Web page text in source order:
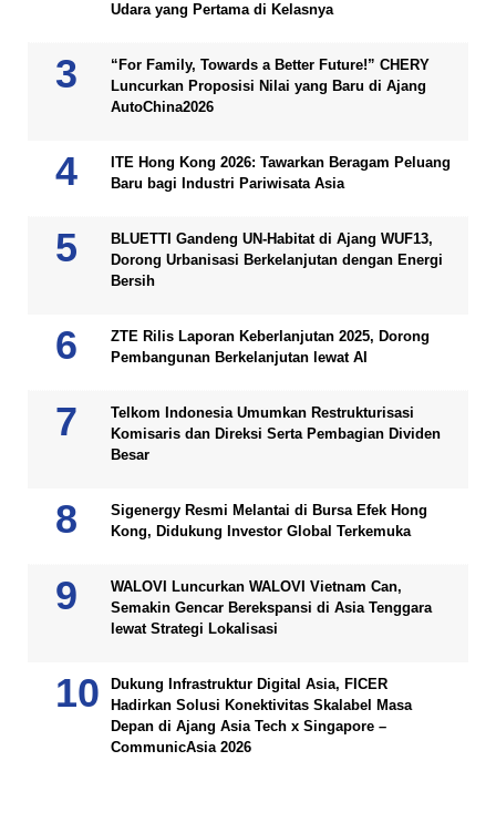
Udara yang Pertama di Kelasnya
“For Family, Towards a Better Future!” CHERY
Luncurkan Proposisi Nilai yang Baru di Ajang
AutoChina2026
ITE Hong Kong 2026: Tawarkan Beragam Peluang
Baru bagi Industri Pariwisata Asia
BLUETTI Gandeng UN-Habitat di Ajang WUF13,
Dorong Urbanisasi Berkelanjutan dengan Energi
Bersih
ZTE Rilis Laporan Keberlanjutan 2025, Dorong
Pembangunan Berkelanjutan lewat AI
Telkom Indonesia Umumkan Restrukturisasi
Komisaris dan Direksi Serta Pembagian Dividen
Besar
Sigenergy Resmi Melantai di Bursa Efek Hong
Kong, Didukung Investor Global Terkemuka
WALOVI Luncurkan WALOVI Vietnam Can,
Semakin Gencar Berekspansi di Asia Tenggara
lewat Strategi Lokalisasi
Dukung Infrastruktur Digital Asia, FICER
Hadirkan Solusi Konektivitas Skalabel Masa
Depan di Ajang Asia Tech x Singapore –
CommunicAsia 2026